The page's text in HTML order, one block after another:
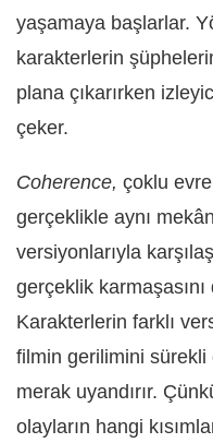
yaşamaya başlarlar.
karakterlerin
plana çıkarırken
çeker.
Coherence, çoklu
gerçeklikle aynı
versiyonlarıyla
gerçeklik
Karakterlerin farklı
filmin gerilimini sürekli
merak uyandırır.
olayların hangi